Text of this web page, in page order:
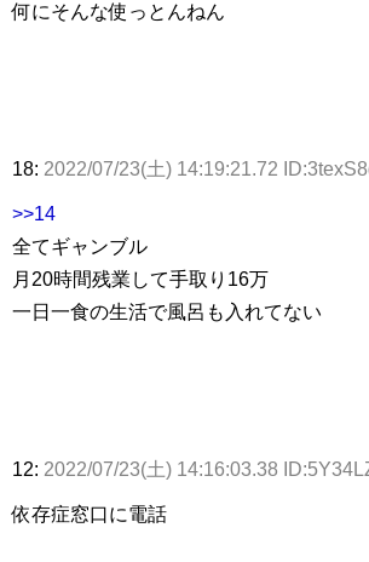
何にそんな使っとんねん
18: 2022/07/23(土) 14:19:21.72
>>14
全てギャンブル
月20時間残業して手取り16万
一日一食の生活で風呂も入れてない
12: 2022/07/23(土) 14:16:03.38
依存症窓口に電話